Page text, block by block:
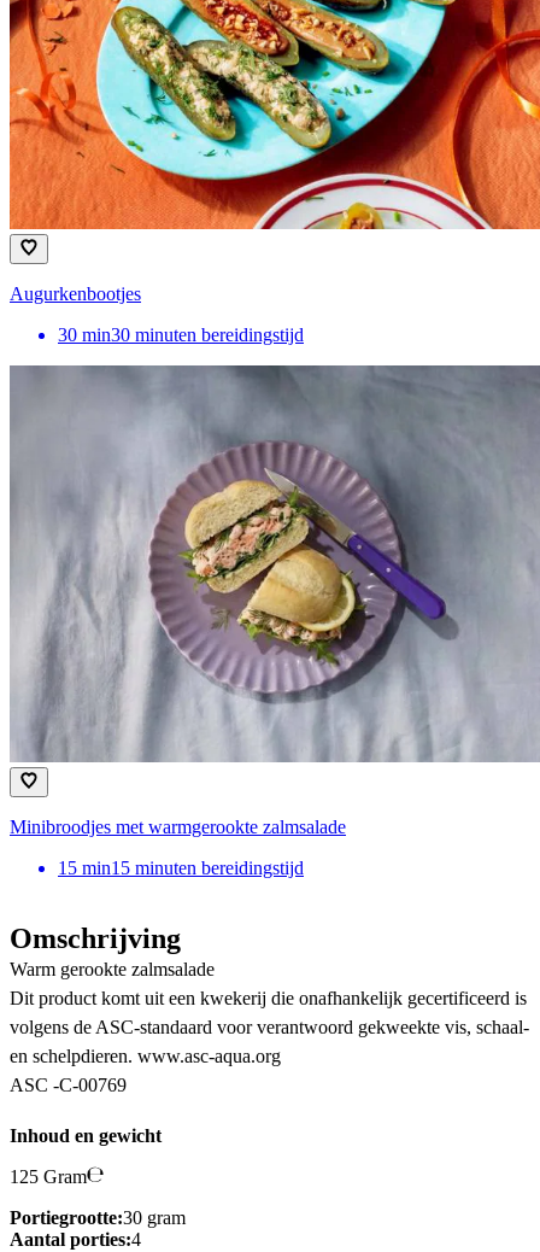
Augurkenbootjes
30 min30 minuten bereidingstijd
Minibroodjes met warmgerookte zalmsalade
15 min15 minuten bereidingstijd
Omschrijving
Warm gerookte zalmsalade
Dit product komt uit een kwekerij die onafhankelijk gecertificeerd is
volgens de ASC-standaard voor verantwoord gekweekte vis, schaal-
en schelpdieren. www.asc-aqua.org
ASC -C-00769
Inhoud en gewicht
125 Gram
Portiegrootte:30 gram
Aantal porties:4